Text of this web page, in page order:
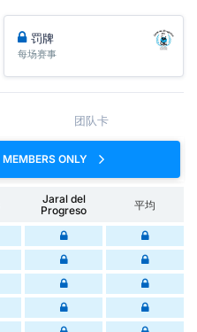
罚牌
每场赛事
团队卡
ONLY
Jaral del
Progreso
平均